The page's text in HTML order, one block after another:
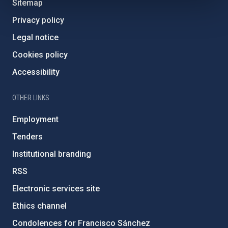
Sitemap
Privacy policy
Legal notice
Cookies policy
Accessibility
OTHER LINKS
Employment
Tenders
Institutional branding
RSS
Electronic services site
Ethics channel
Condolences for Francisco Sánchez